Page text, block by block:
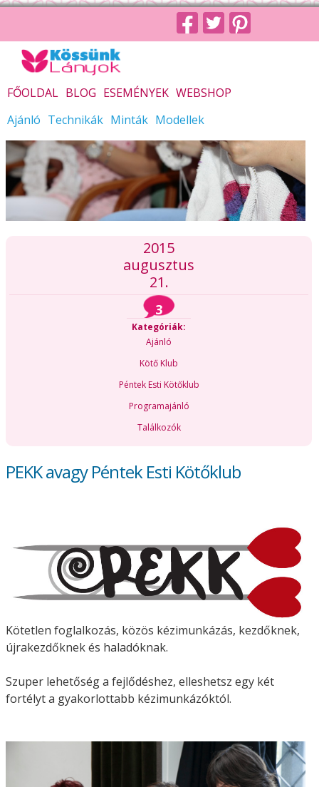
FŐOLDAL BLOG ESEMÉNYEK WEBSHOP
Ajánló Technikák Minták Modellek
2015
augusztus
21.
3
Kategóriák:
Ajánló
Kötő Klub
Péntek Esti Kötőklub
Programajánló
Találkozók
PEKK avagy Péntek Esti Kötőklub
Kötetlen foglalkozás, közös kézimunkázás, kezdőknek,
újrakezdőknek és haladóknak.
Szuper lehetőség a fejlődéshez, elleshetsz egy két
fortélyt a gyakorlottabb kézimunkázóktól.